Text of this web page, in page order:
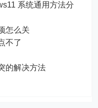
系统通用方法分
怎么关
不了
的解决方法